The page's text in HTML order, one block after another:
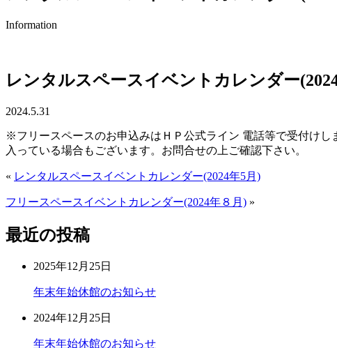
Information
レンタルスペースイベントカレンダー
2024.5.31
※フリースペースのお申込みはＨＰ公式ライン 電話等で受付け
入っている場合もございます。お問合せの上ご確認下さい。
« レンタルスペースイベントカレンダー(2024年5月)
フリースペースイベントカレンダー(2024年８月) »
最近の投稿
2025年12月25日
年末年始休館のお知らせ
2024年12月25日
年末年始休館のお知らせ